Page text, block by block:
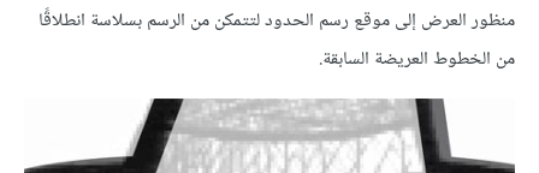
منظور العرض إلى موقع رسم الحدود لتتمكن من الرسم بسلاسة انطلاقًا
من الخطوط العريضة السابقة.